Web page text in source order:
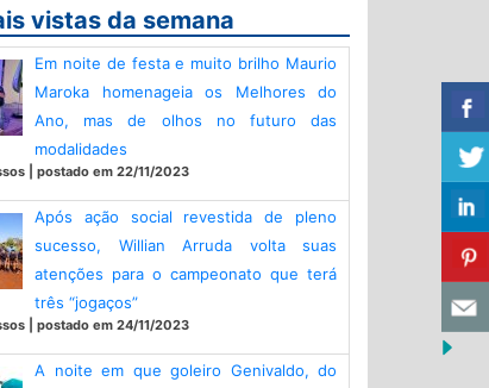
vistas da semana
Em noite de festa e muito brilho Maurio
Maroka homenageia os Melhores do
Ano, mas de olhos no futuro das
modalidades
| postado em 22/11/2023
Após ação social revestida de pleno
sucesso, Willian Arruda volta suas
atenções para o campeonato que terá
três “jogaços”
| postado em 24/11/2023
A noite em que goleiro Genivaldo, do